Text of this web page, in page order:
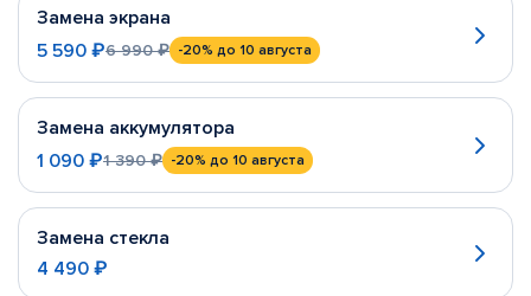
Замена экрана
5 590 ₽6 990 ₽ -20% до 10 августа
Замена аккумулятора
1 090 ₽1 390 ₽ -20% до 10 августа
Замена стекла
4 490 ₽